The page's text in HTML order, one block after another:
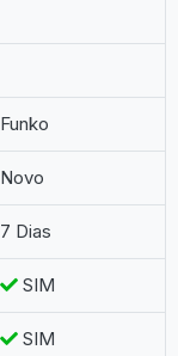
Funko
Novo
7 Dias
SIM
SIM